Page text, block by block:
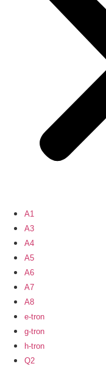
A1
A3
A4
A5
A6
A7
A8
e-tron
g-tron
h-tron
Q2